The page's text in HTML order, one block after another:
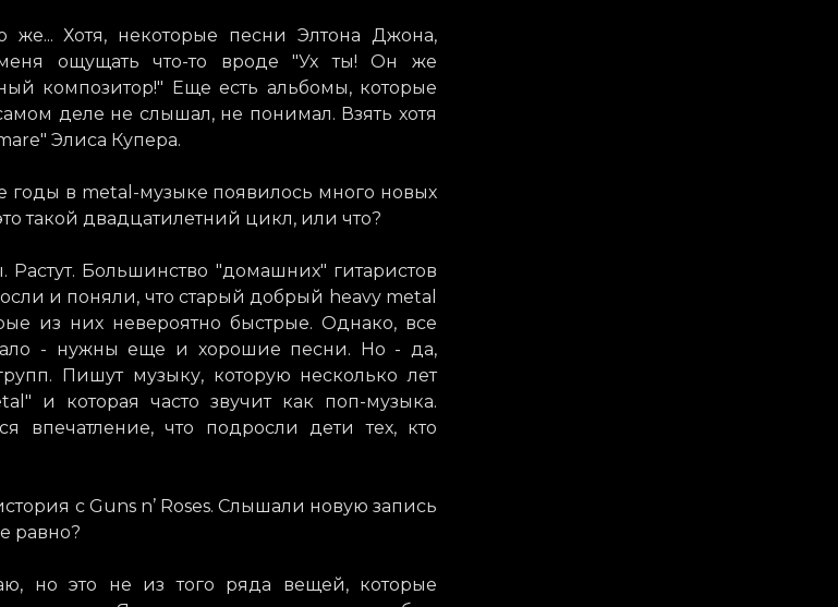
же... Хотя, некоторые песни Элтона Джона,
меня ощущать что-то вроде "Ух ты! Он же
композитор!" Еще есть альбомы, которые
деле не слышал, не понимал. Взять хотя
Элиса Купера.
годы в metal-музыке появилось много новых
такой двадцатилетний цикл, или что?
Большинство "домашних" гитаристов
и поняли, что старый добрый heavy metal
из них невероятно быстрые. Однако, все
- нужны еще и хорошие песни. Но - да,
Пишут музыку, которую несколько лет
и которая часто звучит как поп-музыка.
впечатление, что подросли дети тех, кто
с Guns n’ Roses. Слышали новую запись
равно?
но это не из того ряда вещей, которые